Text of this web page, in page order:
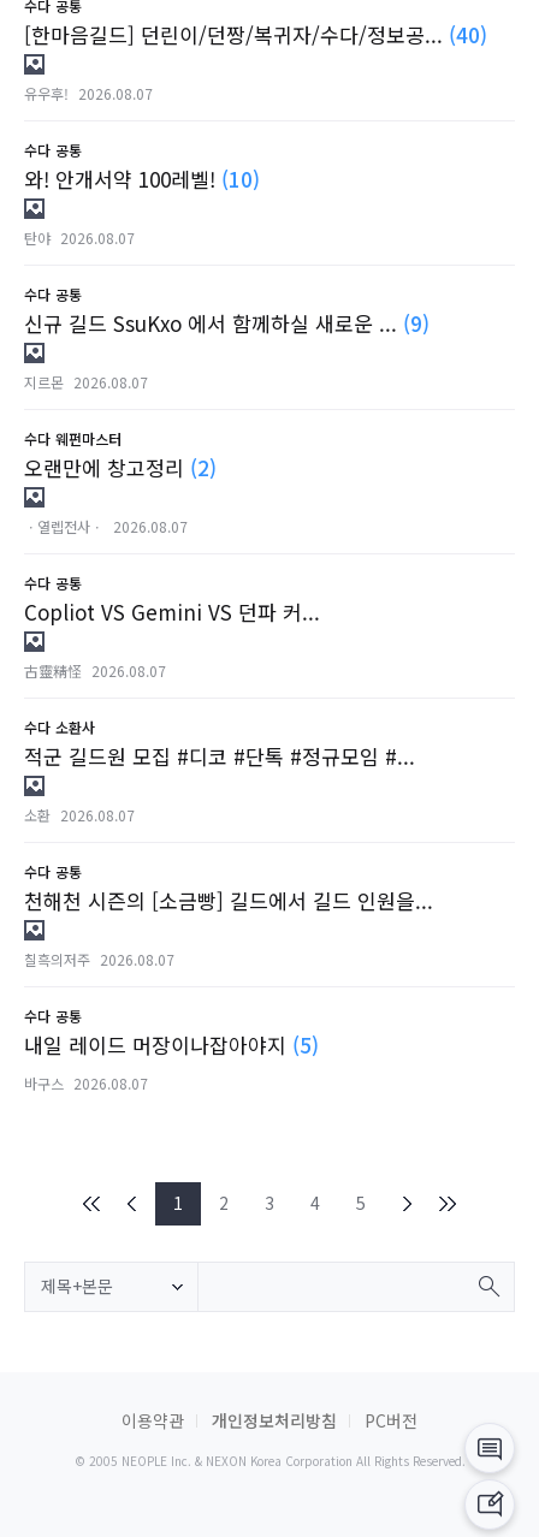
수다 공통
[한마음길드] 던린이/던짱/복귀자/수다/정보공... (40)
유우후! 2026.08.07
수다 공통
와! 안개서약 100레벨! (10)
탄야 2026.08.07
수다 공통
신규 길드 SsuKxo 에서 함께하실 새로운 ... (9)
지르몬 2026.08.07
수다 웨펀마스터
오랜만에 창고정리 (2)
ㆍ열렙전사ㆍ 2026.08.07
수다 공통
Copliot VS Gemini VS 던파 커...
古靈精怪 2026.08.07
수다 소환사
적군 길드원 모집 #디코 #단톡 #정규모임 #...
소환 2026.08.07
수다 공통
천해천 시즌의 [소금빵] 길드에서 길드 인원을...
칠흑의저주 2026.08.07
수다 공통
내일 레이드 머장이나잡아야지 (5)
바구스 2026.08.07
1 2 3 4 5
제목+본문
이용약관 개인정보처리방침 PC버전
© 2005 NEOPLE Inc. & NEXON Korea Corporation All Rights Reserved.